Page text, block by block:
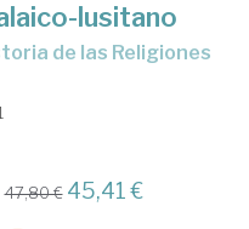
lusitano
de las Religiones
47,80 € 45,41 €